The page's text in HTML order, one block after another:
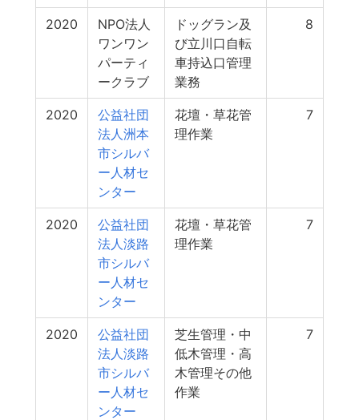
2020
NPO法人
ワンワン
パーティ
ークラブ
ドッグラン及
び立川口自転
車持込口管理
業務
8
2020
公益社団
法人洲本
市シルバ
ー人材セ
ンター
花壇・草花管
理作業
7
2020
公益社団
法人淡路
市シルバ
ー人材セ
ンター
花壇・草花管
理作業
7
2020
公益社団
法人淡路
市シルバ
ー人材セ
ンター
芝生管理・中
低木管理・高
木管理その他
作業
7